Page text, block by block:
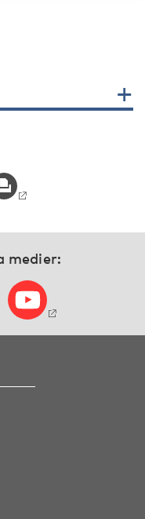
medier: